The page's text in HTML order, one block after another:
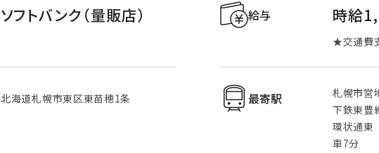
ソフトバンク（量販店） 給与 時給
★交通費
北海道札幌市東区東苗穂1条 最寄駅
札幌市営
下鉄東豊
環状通東
車7分